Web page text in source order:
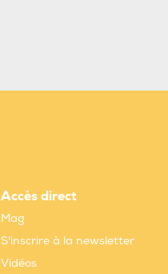
Accès direct
Mag
S'inscrire à la newsletter
Vidéos